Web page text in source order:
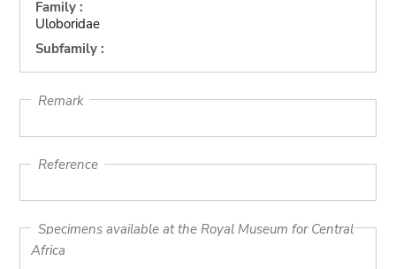
Family :
Uloboridae
Subfamily :
Remark
Reference
Specimens available at the Royal Museum for Central
Africa